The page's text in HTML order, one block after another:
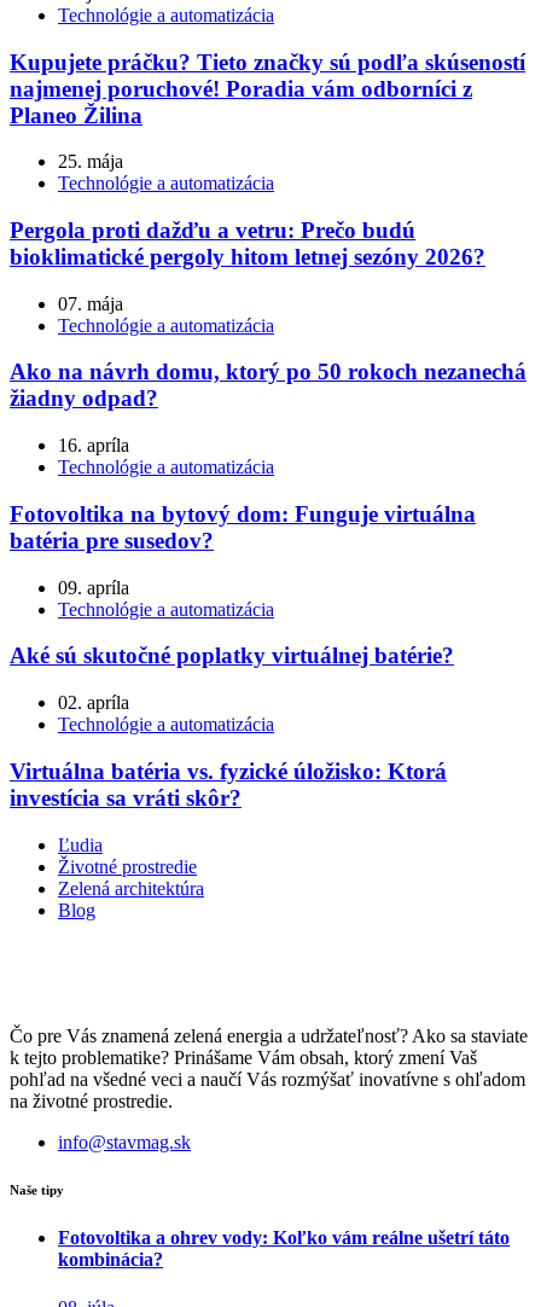
Technológie a automatizácia
Kupujete práčku? Tieto značky sú podľa skúseností
najmenej poruchové! Poradia vám odborníci z
Planeo Žilina
25. mája
Technológie a automatizácia
Pergola proti dažďu a vetru: Prečo budú
bioklimatické pergoly hitom letnej sezóny 2026?
07. mája
Technológie a automatizácia
Ako na návrh domu, ktorý po 50 rokoch nezanechá
žiadny odpad?
16. apríla
Technológie a automatizácia
Fotovoltika na bytový dom: Funguje virtuálna
batéria pre susedov?
09. apríla
Technológie a automatizácia
Aké sú skutočné poplatky virtuálnej batérie?
02. apríla
Technológie a automatizácia
Virtuálna batéria vs. fyzické úložisko: Ktorá
investícia sa vráti skôr?
Ľudia
Životné prostredie
Zelená architektúra
Blog
Čo pre Vás znamená zelená energia a udržateľnosť? Ako sa staviate
k tejto problematike? Prinášame Vám obsah, ktorý zmení Vaš
pohľad na všedné veci a naučí Vás rozmýšať inovatívne s ohľadom
na životné prostredie.
info@stavmag.sk
Naše tipy
Fotovoltika a ohrev vody: Koľko vám reálne ušetrí táto
kombinácia?